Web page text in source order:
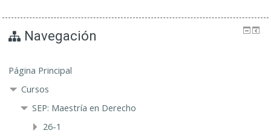
Navegación
Página Principal
Cursos
SEP: Maestría en Derecho
26-1